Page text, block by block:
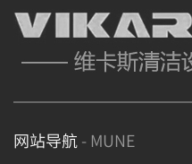
网站导航- MUNE